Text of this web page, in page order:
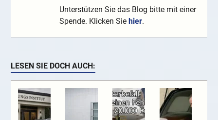
Unterstützen Sie das Blog bitte mit einer
Spende. Klicken Siehier.
LESEN SIE DOCH AUCH: